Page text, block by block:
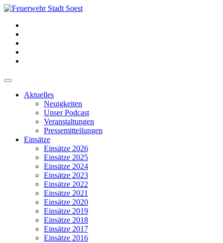
Aktuelles
Neuigkeiten
Unser Podcast
Veranstaltungen
Pressemitteilungen
Einsätze
Einsätze 2026
Einsätze 2025
Einsätze 2024
Einsätze 2023
Einsätze 2022
Einsätze 2021
Einsätze 2020
Einsätze 2019
Einsätze 2018
Einsätze 2017
Einsätze 2016